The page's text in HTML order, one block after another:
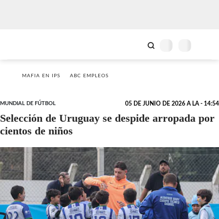
MAFIA EN IPS ABC EMPLEOS
MUNDIAL DE FÚTBOL 05 DE JUNIO DE 2026 A LA - 14:54
Selección de Uruguay se despide arropada por
cientos de niños